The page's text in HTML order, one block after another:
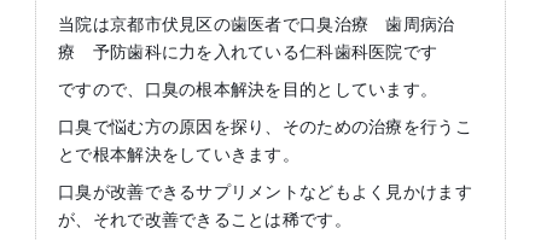
当院は京都市伏見区の歯医者で口臭治療 歯周病治
療 予防歯科に力を入れている仁科歯科医院です
ですので、口臭の根本解決を目的としています。
口臭で悩む方の原因を探り、そのための治療を行うこ
とで根本解決をしていきます。
口臭が改善できるサプリメントなどもよく見かけます
が、それで改善できることは稀です。